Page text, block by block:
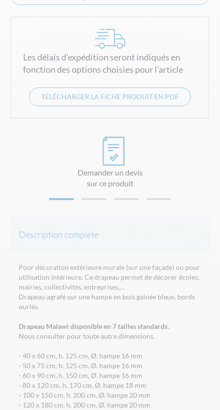
Les délais d'expédition seront indiqués en
fonction des options choisies pour l'article
TÉLÉCHARGER LA FICHE PRODUIT EN PDF
Demander un devis
sur ce produit
Description complète
Pour décoration extérieure murale (sur une façade) ou pour
utilisation intérieure. Ce drapeau permet de décorer écoles,
mairies, collectivités, entreprises,…
Drapeau agrafé sur une hampe en bois gainée bleue, bords
ourlés.
Drapeau Malawi disponible en 7 tailles standards.
Nous consulter pour toute autre dimensions.
- 40 x 60 cm, h. 125 cm, Ø. hampe 16 mm
- 50 x 75 cm, h. 125 cm, Ø. hampe 16 mm
- 60 x 90 cm, h. 150 cm, Ø. hampe 16 mm
- 80 x 120 cm, h. 170 cm, Ø. hampe 18 mm
- 100 x 150 cm, h. 200 cm, Ø. hampe 20 mm
- 120 x 180 cm, h. 200 cm, Ø. hampe 20 mm